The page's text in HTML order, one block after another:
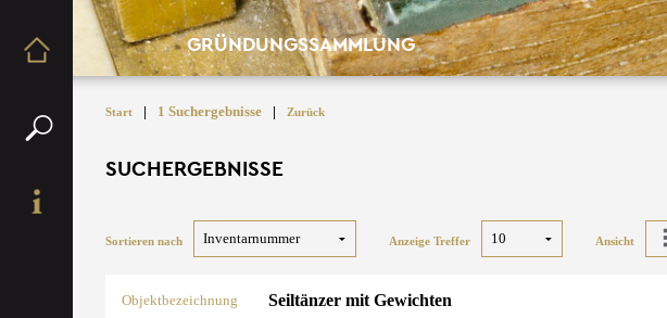
GRÜNDUNGSSAMMLUNG
Start | 1 Suchergebnisse | Zurück
SUCHERGEBNISSE
Sortieren nach Anzeige Treffer Ansicht
Objektbezeichnung Seiltänzer mit Gewichten